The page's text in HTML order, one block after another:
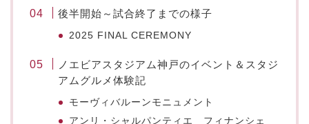
後半開始～試合終了までの様子
2025 FINAL CEREMONY
ノエビアスタジアム神戸のイベント＆スタジ
アムグルメ体験記
モーヴィバルーンモニュメント
アンリ・シャルパンティエ フィナンシェ